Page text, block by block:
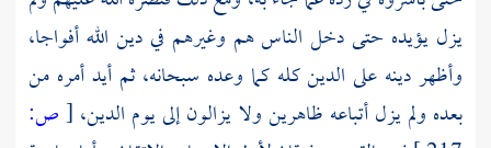
يزل يؤيده حتى دخل الناس هم وغيرهم في دين الله أفواجا،
وأظهر دينه على الدين كله كما وعده سبحانه، ثم أيد أمره من
بعده ولم يزل أتباعه ظاهرين ولا يزالون إلى يوم الدين، [ص: